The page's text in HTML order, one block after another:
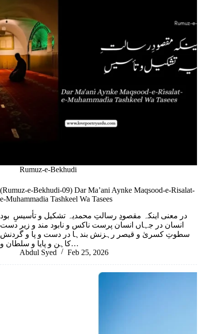
Rumuz-e-Bekhudi
(Rumuz-e-Bekhudi-09) Dar Ma’ani Aynke Maqsood-e-Risalat-
e-Muhammadia Tashkeel Wa Tasees
در معنی اینکہ مقصودِ رسالتِ محمدیہ تشکیل و تأسیسِ بود
انسان در جہاں انسان پرست ناکس و نابود مند و زیر دست
سطوتِ کسریٰ و قیصر رہزنش بندہا در دست و پا و گردنش
کاہن و پایا و سلطان و…
Abdul Syed
Feb 25, 2026